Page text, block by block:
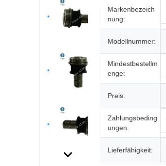
Markenbezeich
Nung:
Modellnummer:
Mindestbestellm
Enge:
Preis:
Zahlungsbeding
Ungen:
Lieferfähigkeit: